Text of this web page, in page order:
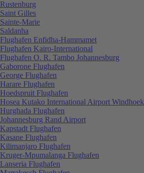
Rustenburg
Saint Gilles
Sainte-Marie
Saldanha
Flughafen Enfidha-Hammamet
Flughafen Kairo-International
Flughafen O. R. Tambo Johannesburg
Gaborone Flughafen
George Flughafen
Harare Flughafen
Hoedspruit Flughafen
Hosea Kutako International Airport Windhoek
Hurghada Flughafen
Johannesburg Rand Airport
Kapstadt Flughafen
Kasane Flughafen
Kilimanjaro Flughafen
Kruger-Mpumalanga Flughafen
Lanseria Flughafen